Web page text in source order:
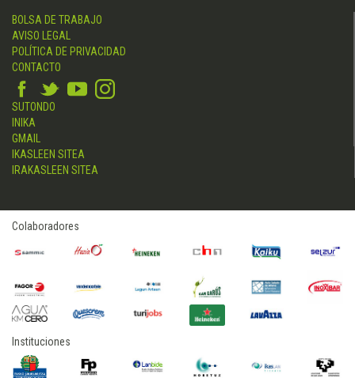
BOLSA DE TRABAJO
AVISO LEGAL
POLÍTICA DE PRIVACIDAD
CONTACTO
SUTONDO
INIKA
GMAIL
IKASLEEN SITEA
IRAKASLEEN SITEA
Colaboradores
Instituciones